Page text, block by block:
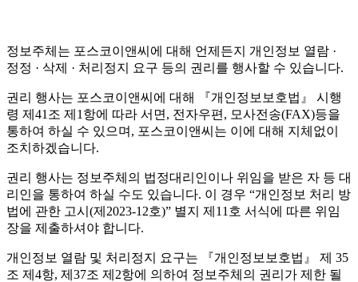
정보주체는 포스코이앤씨에 대해 언제든지 개인정보 열람 ·
정정 · 삭제 · 처리정지 요구 등의 권리를 행사할 수 있습니다.
권리 행사는 포스코이앤씨에 대해 『개인정보보호법』 시행
령 제41조 제1항에 따라 서면, 전자우편, 모사전송(FAX)등을
통하여 하실 수 있으며, 포스코이앤씨는 이에 대해 지체없이
조치하겠습니다.
권리 행사는 정보주체의 법정대리인이나 위임을 받은 자 등 대
리인을 통하여 하실 수도 있습니다. 이 경우 “개인정보 처리 방
법에 관한 고시(제2023-12호)” 별지 제11호 서식에 따른 위임
장을 제출하셔야 합니다.
개인정보 열람 및 처리정지 요구는 『개인정보보호법』 제 35
조 제4항, 제37조 제2항에 의하여 정보주체의 권리가 제한 될